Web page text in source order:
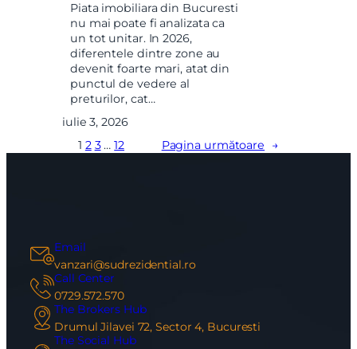
Piata imobiliara din Bucuresti
nu mai poate fi analizata ca
un tot unitar. In 2026,
diferentele dintre zone au
devenit foarte mari, atat din
punctul de vedere al
preturilor, cat…
iulie 3, 2026
1 2 3 … 12 Pagina următoare →
Email
vanzari@sudrezidential.ro
Call Center
0729.572.570
The Brokers Hub
Drumul Jilavei 72, Sector 4, Bucuresti
The Social Hub